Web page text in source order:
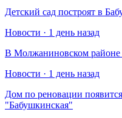
Детский сад построят в
Новости · 1 день назад
В Молжаниновском районе
Новости · 1 день назад
Дом по реновации
"Бабушкинская"